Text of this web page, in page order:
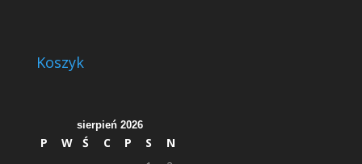
Koszyk
sierpień 2026
P W Ś C P S
N